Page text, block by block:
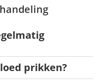
prikken?